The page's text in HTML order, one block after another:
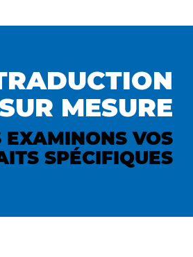
MESURE
EXAMINONS VOS
SPÉCIFIQUES